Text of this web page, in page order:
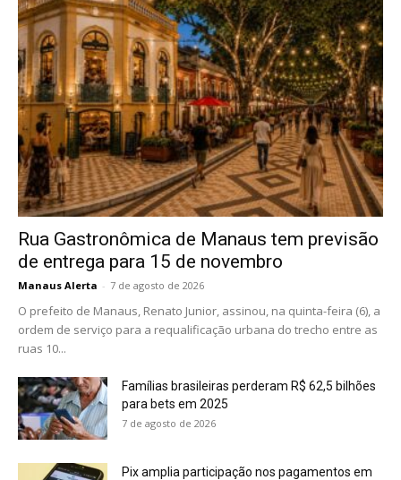
Rua Gastronômica de Manaus tem previsão
de entrega para 15 de novembro
Manaus Alerta - 7 de agosto de 2026
O prefeito de Manaus, Renato Junior, assinou, na quinta-feira (6), a
ordem de serviço para a requalificação urbana do trecho entre as
ruas 10...
Famílias brasileiras perderam R$ 62,5 bilhões
para bets em 2025
7 de agosto de 2026
Pix amplia participação nos pagamentos em